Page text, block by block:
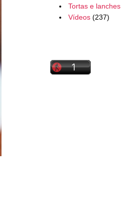
Tortas e lanches
Vídeos (237)